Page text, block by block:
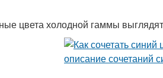
цвета холодной гаммы